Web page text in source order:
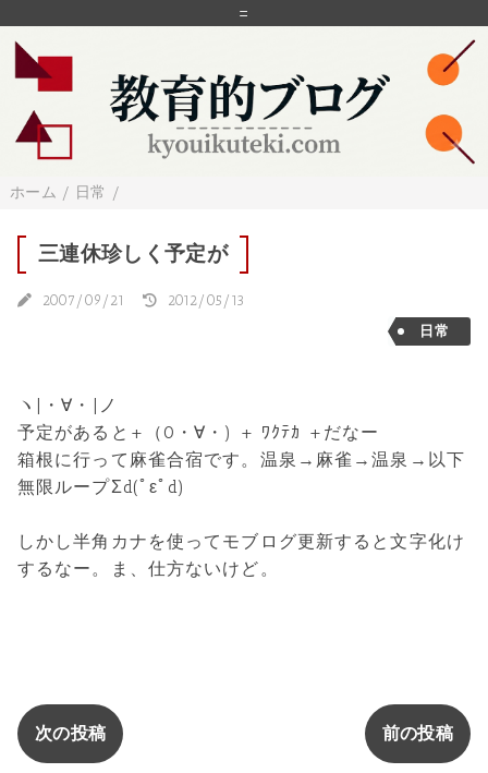
=
ホーム / 日常 /
三連休珍しく予定が
2007/09/21
2012/05/13
日常
ヽ|・∀・|ノ
予定があると+（0・∀・) + ﾜｸﾃｶ +だなー
箱根に行って麻雀合宿です。温泉→麻雀→温泉→以下
無限ループΣd(ﾟεﾟd)
しかし半角カナを使ってモブログ更新すると文字化け
するなー。ま、仕方ないけど。
次の投稿 前の投稿